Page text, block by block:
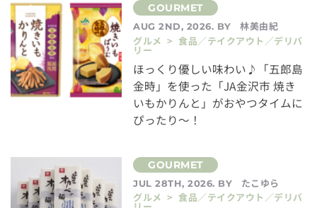
AUG 2ND, 2026. BY
林美由紀
グルメ > 食品／テイクアウト／デリバ
リー
ほっくり優しい味わい♪「五郎島
金時」を使った「JA金沢市 焼き
いもかりんと」がおやつタイムに
ぴったり～！
JUL 28TH, 2026. BY
たこゆら
グルメ > 食品／テイクアウト／デリバ